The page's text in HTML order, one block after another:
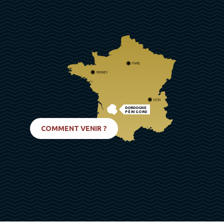
DORDOGNE
PÉRIGORD
PARIS
RENNES
LYON
COMMENT VENIR ?